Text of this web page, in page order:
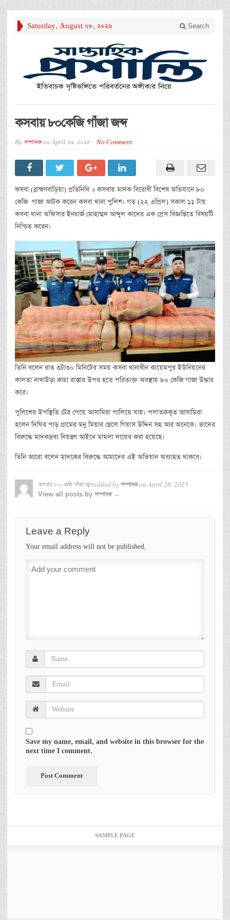
Saturday, August 08, 2026 Search
কসবায় ৮০কেজি গাঁজা জব্দ
By সম্পাদকonApril 26, 2025 No Comment
কসবা (ব্রাহ্মণবাড়িয়া) প্রতিনিধি ॥ কসবায় মাদক বিরোধী বিশেষ অভিযানে ৮০
কেজি গাজা আটক করেন কসবা থানা পুলিশ। গত (২২ এপ্রিল) সকাল ১১ টায়
কসবা থানা অফিসার ইনচার্জ মোহাম্মদ আব্দুল কাদের এক প্রেস বিজ্ঞপ্তিতে বিষয়টি
নিশ্চিত করেন।
তিনি বলেন রাত ৩টা৩০ মিনিটের সময় কসবা থানাধীন কায়েমপুর ইউনিয়নের
কালতা নাখাউড়া কাচা রাস্তার উপর হতে পরিত্যক্ত অবস্থায় ৮০ কেজি গাজা উদ্ধার
করে।
পুলিশের উপস্থিতি টের পেয়ে আসামিরা পালিয়ে যায়। পলাতককৃত আসামিরা
হলেন দিঘির পাড় গ্রামের মনু মিয়ার ছেলে গিয়াস উদ্দিন সহ আর অনেকে। তাদের
বিরুদ্ধে মাদকদ্রব্য নিয়ন্ত্রণ আইনে মামলা দায়ের করা হয়েছে।
তিনি আরো বলেন মাদকের বিরুদ্ধে আমাদের এই অভিযান অব্যাহত থাকবে।
কসবায় ৮০কেজি গাঁজা জব্দadded by সম্পাদকonApril 26, 2025
View all posts by সম্পাদক →
Leave a Reply
Your email address will not be published.
Save my name, email, and website in this browser for the
next time I comment.
SAMPLE PAGE